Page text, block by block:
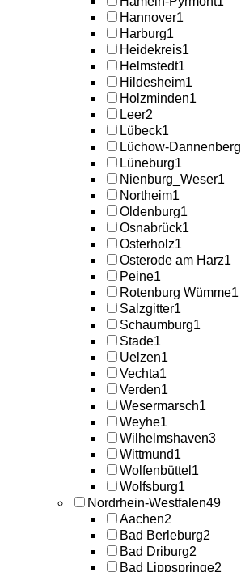
Hannover1
Harburg1
Heidekreis1
Helmstedt1
Hildesheim1
Holzminden1
Leer2
Lübeck1
Lüchow-Dannenberg
Lüneburg1
Nienburg_Weser1
Northeim1
Oldenburg1
Osnabrück1
Osterholz1
Osterode am Harz1
Peine1
Rotenburg Wümme1
Salzgitter1
Schaumburg1
Stade1
Uelzen1
Vechta1
Verden1
Wesermarsch1
Weyhe1
Wilhelmshaven3
Wittmund1
Wolfenbüttel 1
Wolfsburg1
Nordrhein-Westfalen49
Aachen2
Bad Berleburg2
Bad Driburg2
Bad Lippspringe2